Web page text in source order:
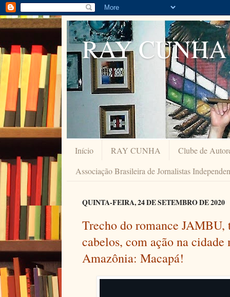
RAY CUNHA
Início RAY CUNHA
Clube de
Associação Brasileira de Jornalistas
QUINTA-FEIRA, 24 DE SETEMBRO DE 2020
Trecho do romance
cabelos, com ação na
Amazônia: Macapá!